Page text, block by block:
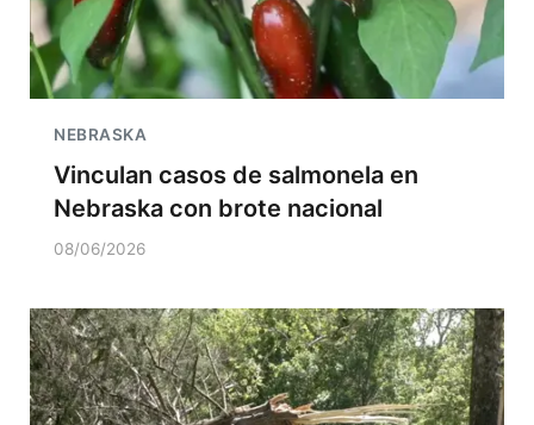
NEBRASKA
Vinculan casos de salmonela en
Nebraska con brote nacional
08/06/2026